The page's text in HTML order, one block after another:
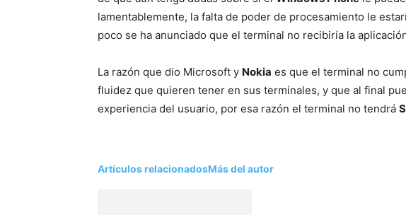
lamentablemente, la falta de poder de procesamiento le
poco se ha anunciado que el terminal no recibiría la
La razón que dio Microsoft y Nokia es que el terminal no
fluidez que quieren tener en sus terminales, y que al final
experiencia del usuario, por esa razón el terminal no tendrá
Artículos relacionadosMás del autor